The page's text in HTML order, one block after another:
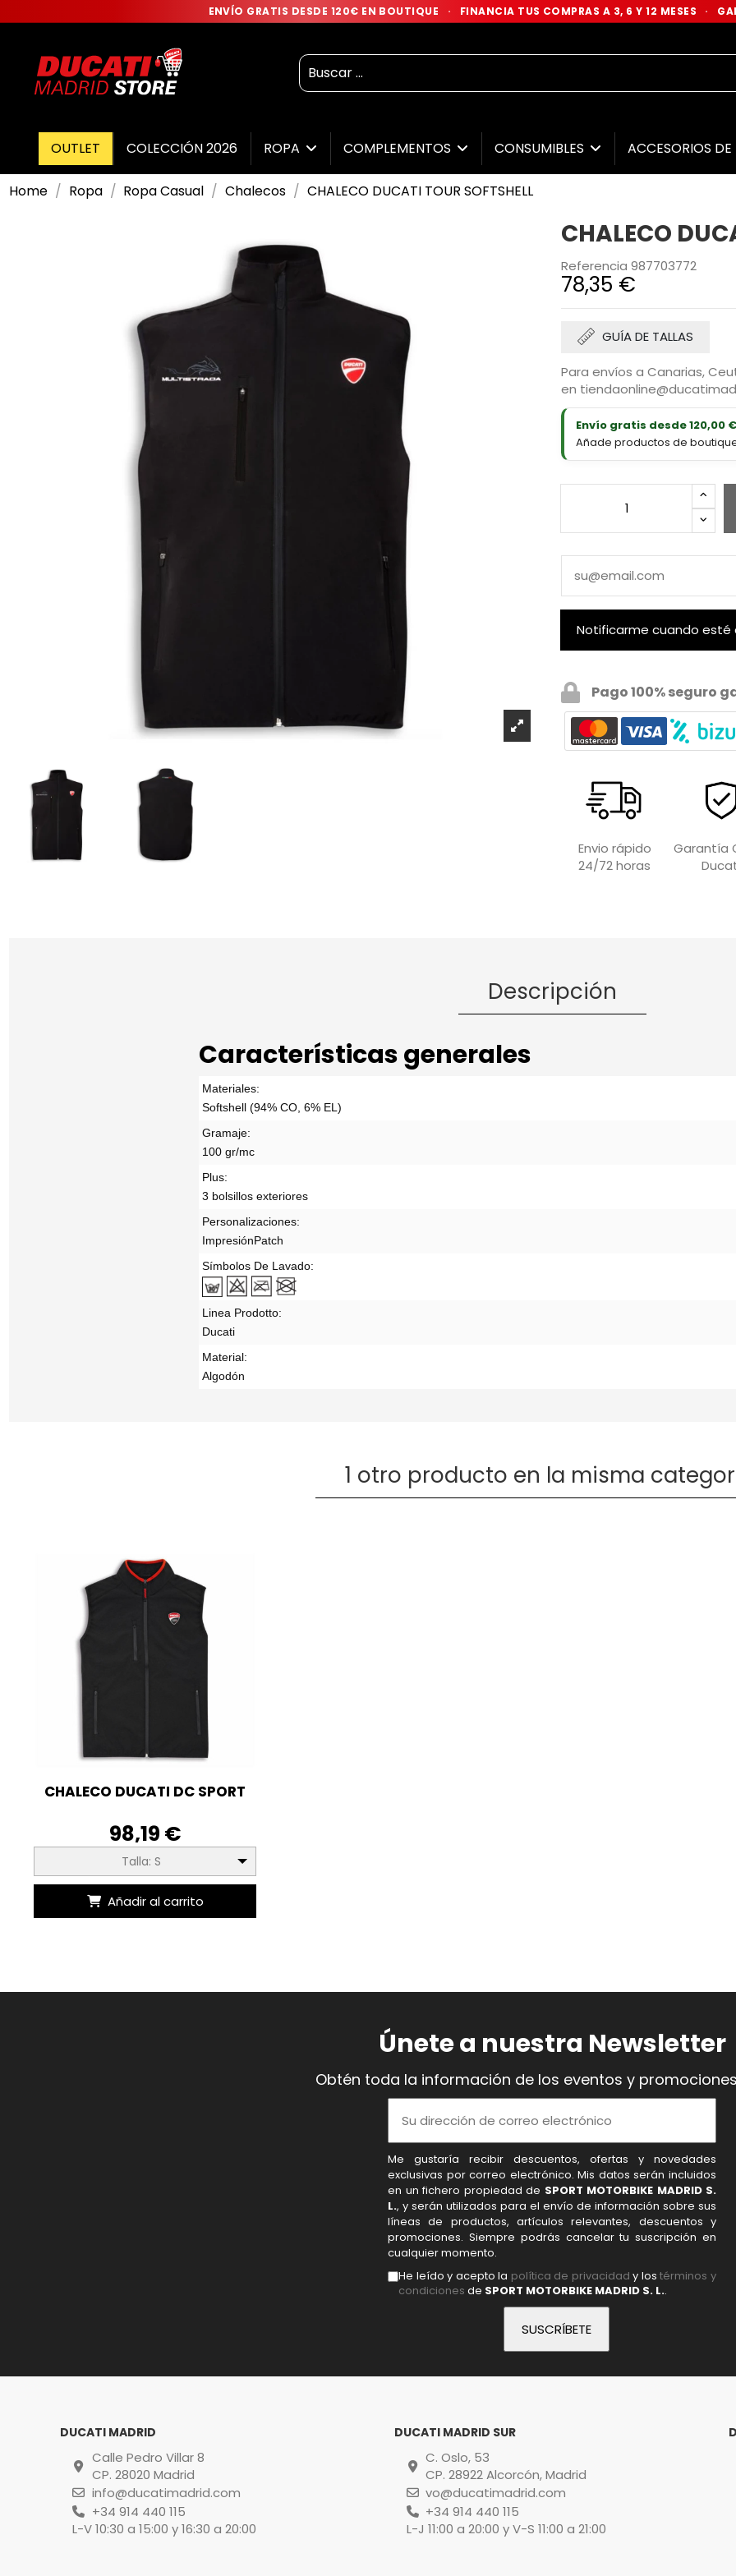
ENVÍO GRATIS DESDE 120€ EN BOUTIQUE · FINANCIA TUS COMPRAS A 3, 6 Y 12 MESES ·
OUTLET COLECCIÓN 2026 ROPA COMPLEMENTOS CONSUMIBLES ACCESORIOS
Home Ropa Ropa Casual Chalecos CHALECO DUCATI TOUR SOFTSHELL
CHALECO
Referencia 987703772
78,35 €
GUÍA DE TALLAS
Para envíos a Canarias,
en
Envío gratis desde 120,00
Añade productos de
Pago 100% seguro
Envio rápido
24/72 horas
Garantía
Descripción
Características generales
Materiales:
Softshell (94% CO, 6% EL)
Gramaje:
100 gr/mc
Plus:
3 bolsillos exteriores
Personalizaciones:
ImpresiónPatch
Símbolos De Lavado:
Linea Prodotto:
Ducati
Material:
Algodón
1 otro producto en la misma
CHALECO DUCATI DC SPORT
98,19 €
Talla: S
Añadir al carrito
Únete a nuestra Newsletter
Obtén toda la información de los eventos y
Me gustaría recibir descuentos, ofertas y novedades
exclusivas por correo electrónico. Mis datos serán incluidos
en un fichero propiedad de SPORT MOTORBIKE MADRID S.
L., y serán utilizados para el envío de información sobre sus
líneas de productos, artículos relevantes, descuentos y
promociones. Siempre podrás cancelar tu suscripción en
cualquier momento.
He leído y acepto la política de privacidad y lostérminos y
condiciones de SPORT MOTORBIKE MADRID S. L..
DUCATI MADRID
Calle Pedro Villar 8
CP. 28020 Madrid
info@ducatimadrid.com
+34 914 440 115
L-V 10:30 a 15:00 y 16:30 a 20:00
DUCATI MADRID SUR
C. Oslo, 53
CP. 28922 Alcorcón, Madrid
vo@ducatimadrid.com
+34 914 440 115
L-J 11:00 a 20:00 y V-S 11:00 a 21:00